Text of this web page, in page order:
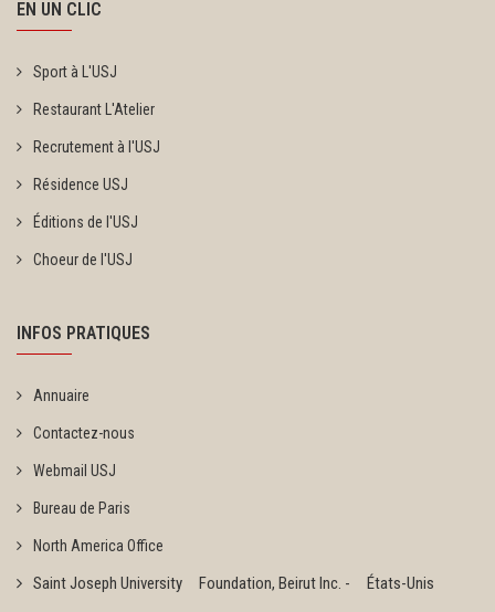
EN UN CLIC
Sport à L'USJ
Restaurant L'Atelier
Recrutement à l'USJ
Résidence USJ
Éditions de l'USJ
Choeur de l'USJ
INFOS PRATIQUES
Annuaire
Contactez-nous
Webmail USJ
Bureau de Paris
North America Office
Saint Joseph University Foundation, Beirut Inc. - États-Unis